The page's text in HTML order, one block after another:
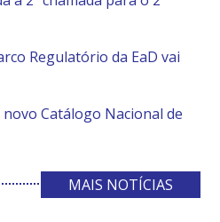
Regulatório da EaD vai
Catálogo Nacional de
MAIS NOTÍCIAS